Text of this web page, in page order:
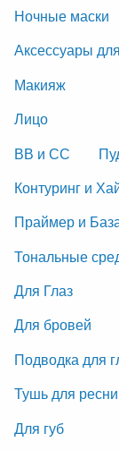
Ночные маски
Аксессуары
Макияж
Лицо
ВВ и СС
Контуринг и
Праймер и
Тональные
Для Глаз
Для бровей
Подводка для
Тушь для
Для губ